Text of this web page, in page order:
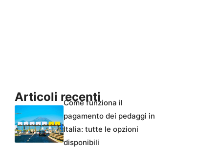
Articoli recenti
Come funziona il
pagamento dei pedaggi in
Italia: tutte le opzioni
disponibili